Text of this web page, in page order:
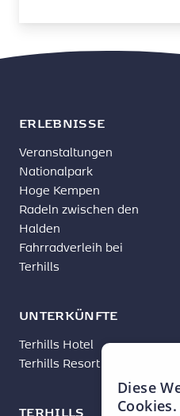
ERLEBNISSE
Veranstaltungen
Nationalpark
Hoge Kempen
Radeln zwischen den
Halden
Fahrradverleih bei
Terhills
UNTERKÜNFTE
Terhills Hotel
Terhills Resort
TERHILLS
Diese
Cookies.